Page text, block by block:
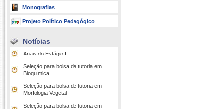
Monografias
Projeto Político Pedagógico
Notícias
Anais do Estágio I
Seleção para bolsa de tutoria em
Bioquímica
Seleção para bolsa de tutoria em
Morfologia Vegetal
Seleção para bolsa de tutoria em